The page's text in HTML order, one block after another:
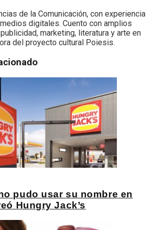
de la Comunicación, con experiencia
digitales. Cuento con amplios
marketing, literatura y arte en
del proyecto cultural Poiesis.
pudo usar su nombre en
Hungry Jack’s